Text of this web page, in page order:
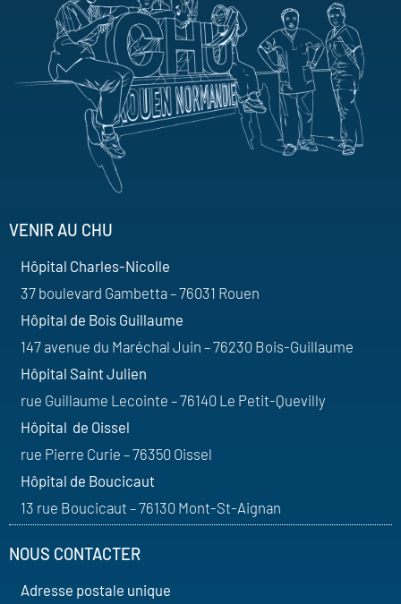
VENIR AU CHU
Hôpital Charles-Nicolle
37 boulevard Gambetta – 76031 Rouen
Hôpital de Bois Guillaume
147 avenue du Maréchal Juin – 76230 Bois-Guillaume
Hôpital Saint Julien
rue Guillaume Lecointe – 76140 Le Petit-Quevilly
Hôpital de Oissel
rue Pierre Curie – 76350 Oissel
Hôpital de Boucicaut
13 rue Boucicaut – 76130 Mont-St-Aignan
NOUS CONTACTER
Adresse postale unique